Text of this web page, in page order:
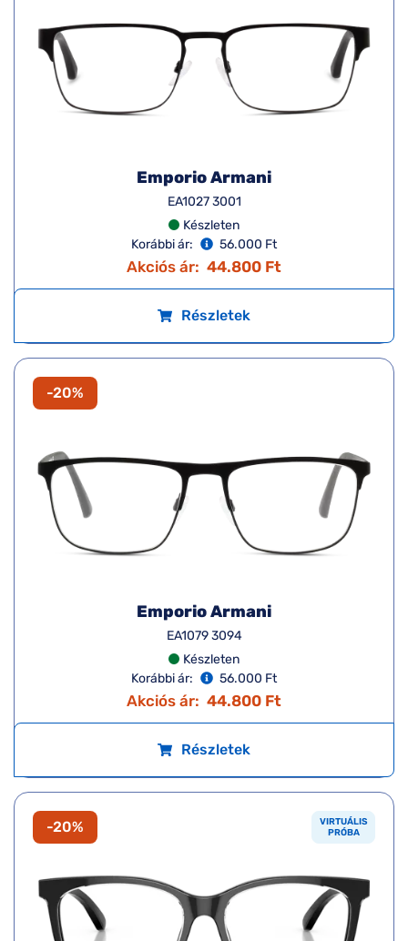
Emporio Armani
EA1027 3001
Készleten
Korábbi ár:
56.000 Ft
Akciós ár: 44.800 Ft
Részletek
-20%
Emporio Armani
EA1079 3094
Készleten
Korábbi ár:
56.000 Ft
Akciós ár: 44.800 Ft
Részletek
-20%
VIRTUÁLIS
PRÓBA